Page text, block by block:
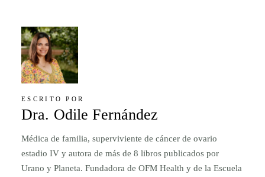
ESCRITO POR
Dra. Odile Fernández
Médica de familia, superviviente de cáncer de ovario
estadio IV y autora de más de 8 libros publicados por
Urano y Planeta. Fundadora de OFM Health y de la Escuela